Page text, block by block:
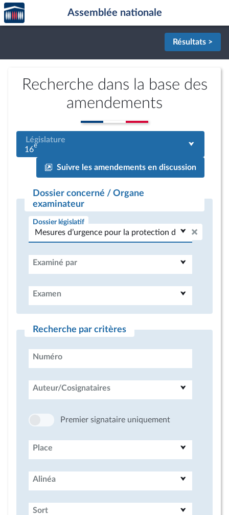
Aller au contenu
Aller en bas de la page
Accèder
à la
page
Assemblée nationale
Résultats >
Recherche dans la base des
amendements
Législature
16e
Suivre les amendements en discussion
Dossier concerné / Organe
examinateur
Dossier législatif
Examiné par
Examen
Recherche par critères
Numéro
Auteur/Cosignataires
Premier signataire uniquement
Place
Alinéa
Sort